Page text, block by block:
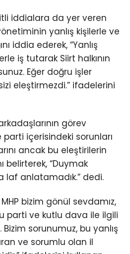
iddialara da yer veren
yanlış kişilerle ve
iddia ederek, “Yanlış
iş tutarak Siirt halkının
Eğer doğru işler
eleştirmezdi.” ifadelerini
görev
parti içerisindeki sorunları
ancak bu eleştirilerin
belirterek, “Duymak
laf anlatamadık.” dedi.
bizim gönül sevdamız,
parti ve kutlu dava ile ilgili
sorunumuz, bu yanlış
ve sorumlu olan il